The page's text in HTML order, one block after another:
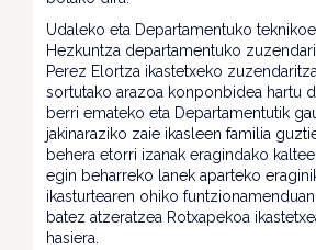
Udaleko eta Departamentuko
Hezkuntza departamentuko
Perez Elortza ikastetxeko
sortutako arazoa konponbidea hartu
berri emateko eta Departamentutik
jakinaraziko zaie ikasleen familia
behera etorri izanak eragindako
egin beharreko lanek aparteko
ikasturtearen ohiko
batez atzeratzea Rotxapekoa
hasiera.